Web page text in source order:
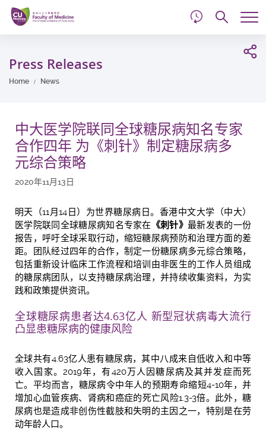
Skip
main
content
Press Releases
Home News
中大医学院联同全球糖尿病知名专家
合作四年 为《刺针》制定糖尿病多
元综合策略
2020年11月13日
明天（11月14日）为世界糖尿病日。香港中文大学（中大）
医学院联同全球糖尿病知名专家在 《刺针》最新发表的一份
报告，呼吁全球采取行动，缩短糖尿病预防和治理方面的差
距。团队经过四年的合作，制定一份糖尿病多元综合策略，
包括重新设计临床工作流程和培训由非医生的工作人员组成
的糖尿病团队，以支持糖尿病治理，并持续收集资料，为实
践和政策提供资讯。
全球糖尿病患者达4.63亿人 新型冠状病毒大流行
凸显患糖尿病的健康风险
全球共有4.63亿人患有糖尿病，其中八成来自低收入和中等
收入国家。2019年，有420万人因糖尿病及其并发症而死
亡。平均而言，糖尿病令中年人的预期寿命缩短4-10年，并
增加心血管疾病、肾病和癌症的死亡风险1.3-3倍。此外，糖
尿病也是造成非创伤性截肢和失明的主因之一，特别是在劳
动年龄人口。